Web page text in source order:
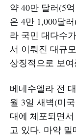
약 40만 달러(5
은 4만 1,000달
라 국민 대다수
서 이뤄진 대규
상징적으로 보
베네수엘라 전
월 3일 새벽(미
대에 체포되면
고 있다. 마약